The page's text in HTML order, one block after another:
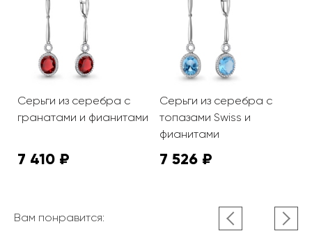
Серьги из серебра с
гранатами и фианитами
7 410 ₽
Серьги из серебра с
топазами Swiss и
фианитами
7 526 ₽
Вам понравится: